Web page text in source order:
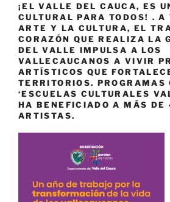
¡EL VALLE DEL CAUCA, ES
CULTURAL PARA TODOS! . A
ARTE Y LA CULTURA, EL
CORAZÓN QUE REALIZA LA
DEL VALLE IMPULSA A LOS
VALLECAUCANOS A VIVIR
ARTÍSTICOS QUE
TERRITORIOS. PROGRAMAS
‘ESCUELAS CULTURALES
HA BENEFICIADO A MÁS
ARTISTAS.